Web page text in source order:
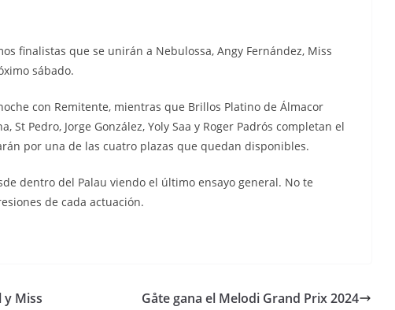
finalistas que se unirán a Nebulossa, Angy Fernández, Miss
sábado.
con Remitente, mientras que Brillos Platino de Álmacor
Pedro, Jorge González, Yoly Saa y Roger Padrós completan el
por una de las cuatro plazas que quedan disponibles.
dentro del Palau viendo el último ensayo general. No te
de cada actuación.
y Miss
Gåte gana el Melodi Grand Prix 2024